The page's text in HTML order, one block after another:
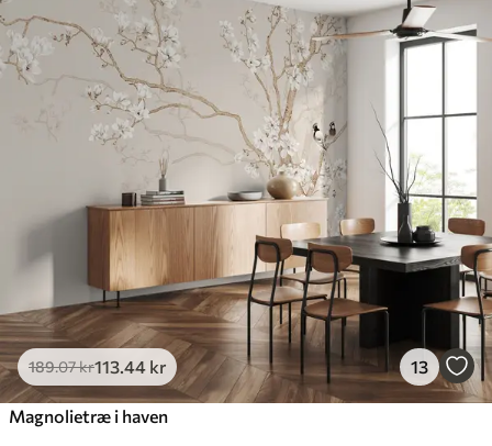
189.07kr113 .44 kr 13
Magnolietræ i haven